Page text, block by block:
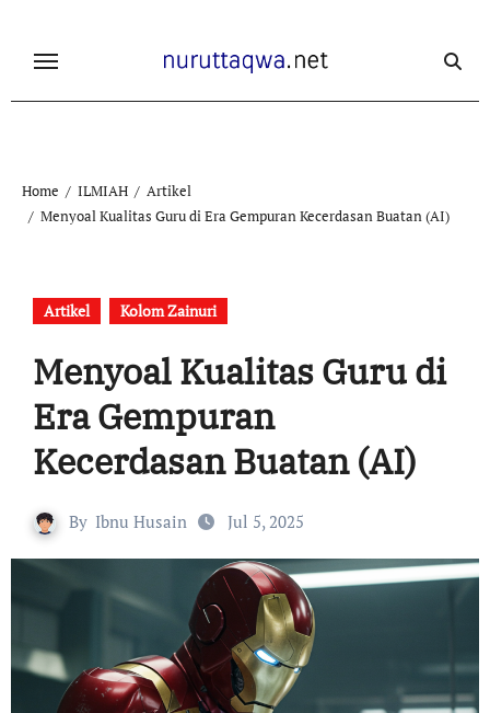
content
Home ILMIAH
Artikel
Menyoal Kualitas Guru di Era Gempuran Kecerdasan Buatan (AI)
Artikel Kolom Zainuri
Menyoal Kualitas Guru di
Era Gempuran
Kecerdasan Buatan (AI)
By Ibnu Husain Jul 5, 2025